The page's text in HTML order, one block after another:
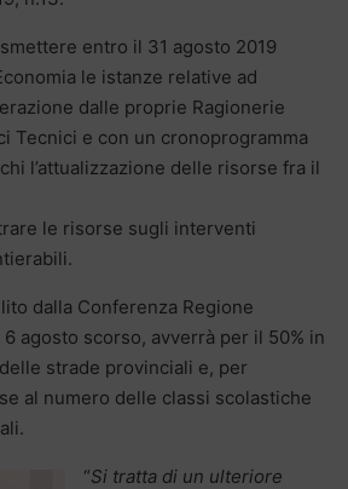
entro il 31 agosto 2019
le istanze relative ad
dalle proprie Ragionerie
Tecnici e con un cronoprogramma
l’attualizzazione delle risorse fra il
le risorse sugli interventi
dalla Conferenza Regione
agosto scorso, avverrà per il 50% in
strade provinciali e, per
al numero delle classi scolastiche
“Si tratta di un ulteriore